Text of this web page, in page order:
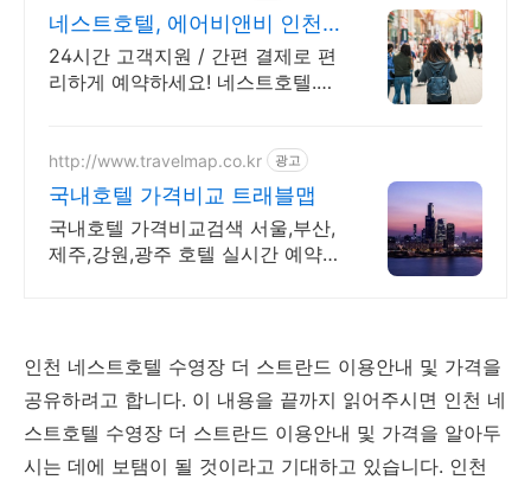
네스트호텔, 에어비앤비 인천
노을뷰 숙소
24시간 고객지원 / 간편 결제로 편
리하게 예약하세요! 네스트호텔.
만나보세요.
http://www.travelmap.co.kr 광고
국내호텔 가격비교 트래블맵
국내호텔 가격비교검색 서울,부산,
제주,강원,광주 호텔 실시간 예약
인천 네스트호텔 수영장 더 스트란드 이용안내 및 가격을
공유하려고 합니다. 이 내용을 끝까지 읽어주시면 인천 네
스트호텔 수영장 더 스트란드 이용안내 및 가격을 알아두
시는 데에 보탬이 될 것이라고 기대하고 있습니다. 인천